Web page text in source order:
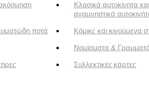
Κλασικά αυτοκίνητα
αναμνηστικά
ποτά Κόμικς και κινούμενα
Νομίσματα &
Συλλεκτικές κάρτες